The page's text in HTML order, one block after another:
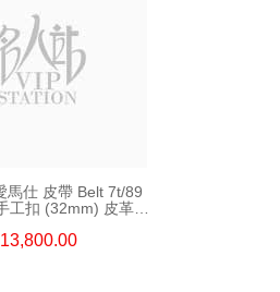
馬仕 皮帶 Belt 7t/89
工扣 (32mm) 皮革
13,800.00